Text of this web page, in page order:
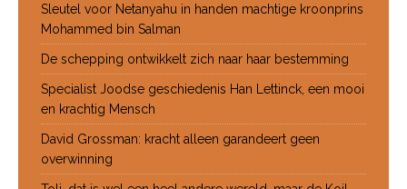
Sleutel voor Netanyahu in handen machtige kroonprins
Mohammed bin Salman
De schepping ontwikkelt zich naar haar bestemming
Specialist Joodse geschiedenis Han Lettinck, een mooi
en krachtig Mensch
David Grossman: kracht alleen garandeert geen
overwinning